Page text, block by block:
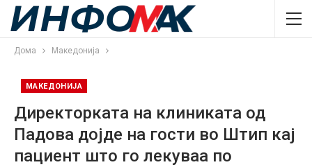
Дома Македонија
МАКЕДОНИЈА
Директорката на клиниката од
Падова дојде на гости во Штип кај
пациент што го лекуваа по